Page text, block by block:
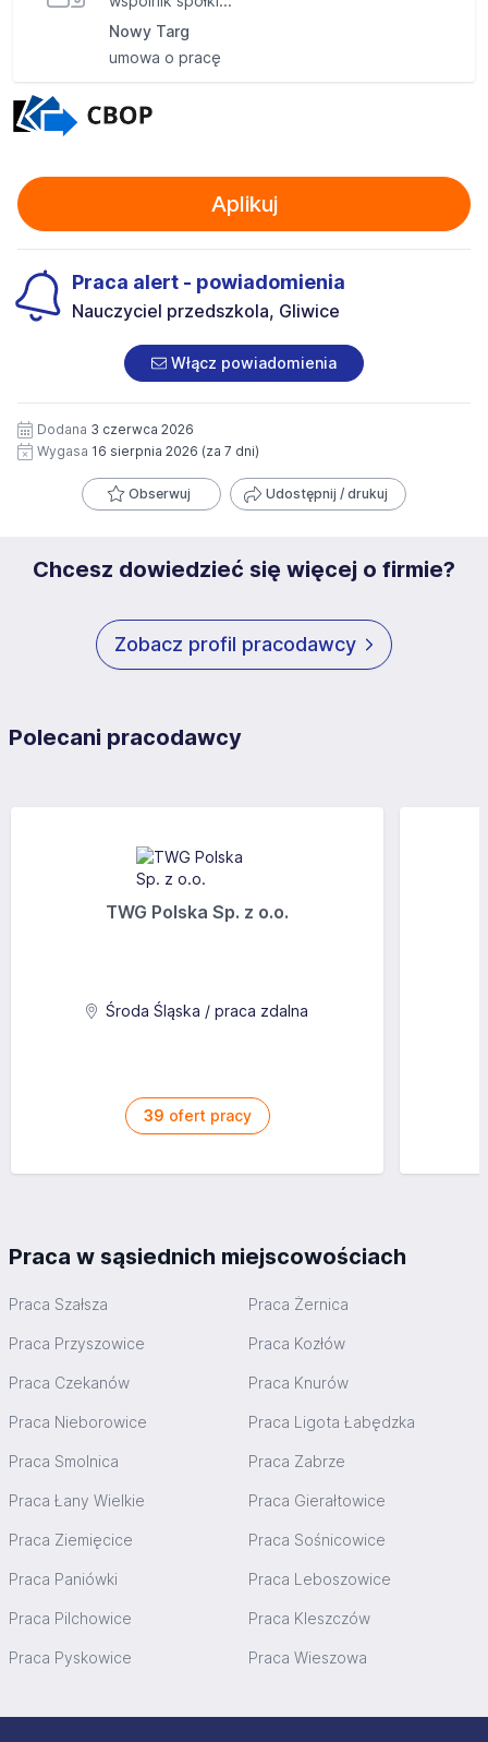
Nowy Targ
umowa o pracę
Aplikuj
Praca alert - powiadomienia
Nauczyciel przedszkola, Gliwice
Włącz powiadomienia
Dodana 3 czerwca 2026
Wygasa 16 sierpnia 2026 (za 7 dni)
Obserwuj Udostępnij / drukuj
Chcesz dowiedzieć się więcej o firmie?
Zobacz profil pracodawcy
Polecani pracodawcy
TWG Polska Sp. z o.o.
Środa Śląska / praca zdalna
39 ofert pracy
Praca w sąsiednich miejscowościach
Praca Szałsza Praca Żernica
Praca Przyszowice Praca Kozłów
Praca Czekanów Praca Knurów
Praca Nieborowice Praca Ligota Łabędzka
Praca Smolnica Praca Zabrze
Praca Łany Wielkie Praca Gierałtowice
Praca Ziemięcice Praca Sośnicowice
Praca Paniówki Praca Leboszowice
Praca Pilchowice Praca Kleszczów
Praca Pyskowice Praca Wieszowa